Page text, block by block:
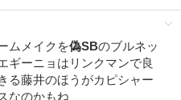
ワ
ド
を
消
ムメイクを偽SBのブルネッ
ギーニョはリンクマンで良
る藤井のほうがカピシャー
なのかもね